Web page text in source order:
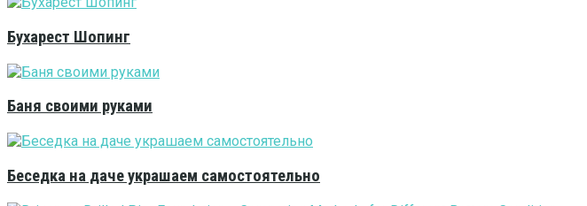
Бухарест Шопинг
Баня своими руками
Беседка на даче украшаем самостоятельно